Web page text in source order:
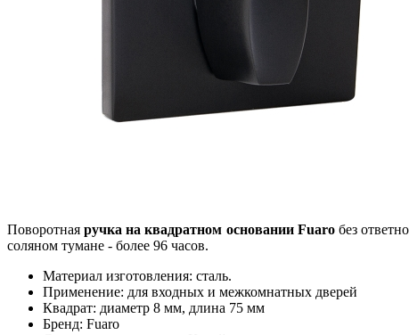
Поворотнаяручка на квадратном основании Fuaroбез
соляном тумане - более 96 часов.
Материал изготовления: сталь.
Применение: для входных и межкомнатных дверей
Квадрат: диаметр 8 мм, длина 75 мм
Бренд: Fuaro